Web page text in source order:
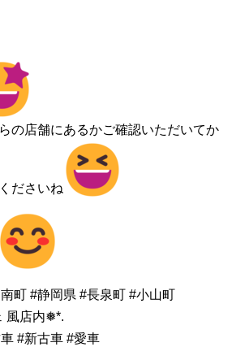
の店舗にあるかご確認いただいてか
ださいね
町 #静岡県 #長泉町 #小山町
風店内❅*.
#新古車 #愛車